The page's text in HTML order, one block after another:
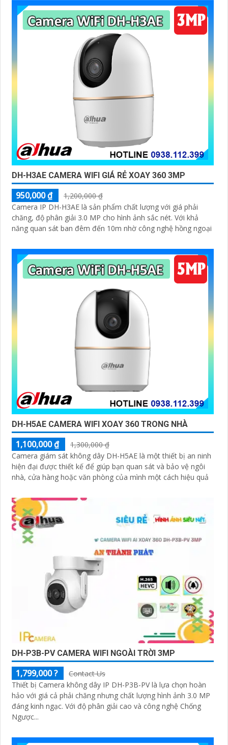
DH-H3AE CAMERA WIFI GIÁ RẺ XOAY 360 3MP
950,000 ₫
1,200,000 ₫
Camera IP DH-H3AE là sản phẩm chất lượng với giá phải
chăng, độ phân giải 3.0 MP cho hình ảnh sắc nét. Với khả
năng quan sát ban đêm đến 10m nhờ công nghệ hồng ngoại
DH-H5AE CAMERA WIFI XOAY 360 TRONG NHÀ
1,100,000 ₫
1,300,000 ₫
Camera giám sát không dây DH-H5AE là một thiết bị an ninh
hiện đại được thiết kế để giúp bạn quan sát và bảo vệ ngôi
nhà, cửa hàng hoặc văn phòng của mình một cách hiệu quả
DH-P3B-PV CAMERA WIFI NGOÀI TRỜI 3MP
1,799,000 ?
Contact Us
Thiết bị Camera không dây IP DH-P3B-PV là lựa chọn hoàn
hảo với giá cả phải chăng nhưng chất lượng hình ảnh 3.0 MP
đáng kinh ngạc. Với độ phân giải cao và công nghệ Chống
Ngược...